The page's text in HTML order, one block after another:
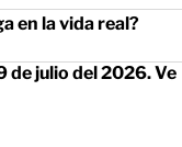
en la vida real?
de julio del 2026. Ve